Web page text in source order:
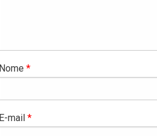
Nome *
E-mail *